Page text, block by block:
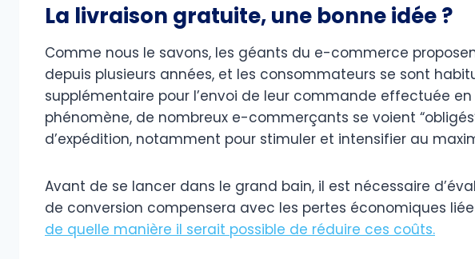
La livraison gratuite, une bonne idée ?
Comme nous le savons, les géants du e-commerce
depuis plusieurs années, et les consommateurs se sont
supplémentaire pour l’envoi de leur commande effectuée
phénomène, de nombreux e-commerçants se voient
d’expédition, notamment pour stimuler et intensifier au
Avant de se lancer dans le grand bain, il est nécessaire
de conversion compensera avec les pertes économiques
de quelle manière il serait possible de réduire ces coûts.